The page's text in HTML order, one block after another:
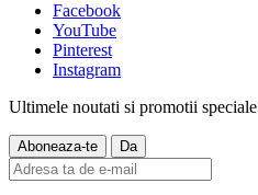
Facebook
YouTube
Pinterest
Instagram
Ultimele noutati si promotii speciale